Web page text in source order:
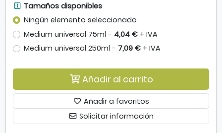
n
v
r
T
a
a
ñ
s
i
p
Tamaños disponibles
Ningún elemento seleccionado
Medium universal 75ml - 4,04 € + IVA
Medium universal 250ml - 7,09 € + IVA
Añadir al carrito
Añadir a favoritos
Solicitar información